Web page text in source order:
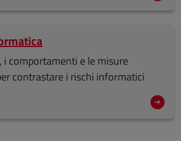
i comportamenti e le misure
contrastare i rischi informatici